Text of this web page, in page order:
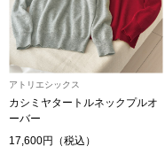
アトリエシックス
カシミヤタートルネックプルオ
ーバー
17,600円（税込）